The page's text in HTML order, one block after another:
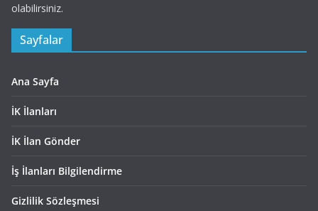
olabilirsiniz.
Sayfalar
Ana Sayfa
İK İlanları
İK İlan Gönder
İş İlanları Bilgilendirme
Gizlilik Sözleşmesi